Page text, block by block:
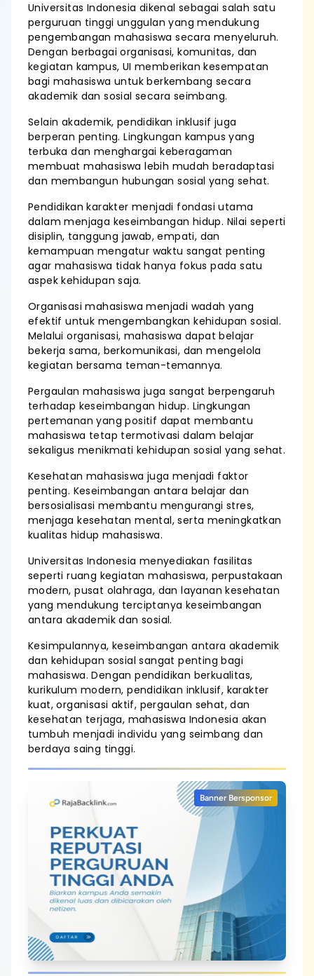
Universitas Indonesia dikenal sebagai salah satu
perguruan tinggi unggulan yang mendukung
pengembangan mahasiswa secara menyeluruh.
Dengan berbagai organisasi, komunitas, dan
kegiatan kampus, UI memberikan kesempatan
bagi mahasiswa untuk berkembang secara
akademik dan sosial secara seimbang.
Selain akademik, pendidikan inklusif juga
berperan penting. Lingkungan kampus yang
terbuka dan menghargai keberagaman
membuat mahasiswa lebih mudah beradaptasi
dan membangun hubungan sosial yang sehat.
Pendidikan karakter menjadi fondasi utama
dalam menjaga keseimbangan hidup. Nilai seperti
disiplin, tanggung jawab, empati, dan
kemampuan mengatur waktu sangat penting
agar mahasiswa tidak hanya fokus pada satu
aspek kehidupan saja.
Organisasi mahasiswa menjadi wadah yang
efektif untuk mengembangkan kehidupan sosial.
Melalui organisasi, mahasiswa dapat belajar
bekerja sama, berkomunikasi, dan mengelola
kegiatan bersama teman-temannya.
Pergaulan mahasiswa juga sangat berpengaruh
terhadap keseimbangan hidup. Lingkungan
pertemanan yang positif dapat membantu
mahasiswa tetap termotivasi dalam belajar
sekaligus menikmati kehidupan sosial yang sehat.
Kesehatan mahasiswa juga menjadi faktor
penting. Keseimbangan antara belajar dan
bersosialisasi membantu mengurangi stres,
menjaga kesehatan mental, serta meningkatkan
kualitas hidup mahasiswa.
Universitas Indonesia menyediakan fasilitas
seperti ruang kegiatan mahasiswa, perpustakaan
modern, pusat olahraga, dan layanan kesehatan
yang mendukung terciptanya keseimbangan
antara akademik dan sosial.
Kesimpulannya, keseimbangan antara akademik
dan kehidupan sosial sangat penting bagi
mahasiswa. Dengan pendidikan berkualitas,
kurikulum modern, pendidikan inklusif, karakter
kuat, organisasi aktif, pergaulan sehat, dan
kesehatan terjaga, mahasiswa Indonesia akan
tumbuh menjadi individu yang seimbang dan
berdaya saing tinggi.
Banner Bersponsor